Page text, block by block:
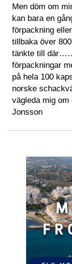
Men döm om
kan bara en
förpackning
tillbaka över
tänkte till
förpackningar
på hela 100
norske
vägleda mig om
Jonsson